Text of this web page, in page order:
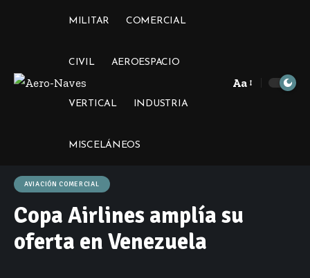
MILITAR COMERCIAL
CIVIL AEROESPACIO
VERTICAL INDUSTRIA
MISCELÁNEOS
Font
Aa
AVIACIÓN COMERCIAL
Copa Airlines amplía su
oferta en Venezuela